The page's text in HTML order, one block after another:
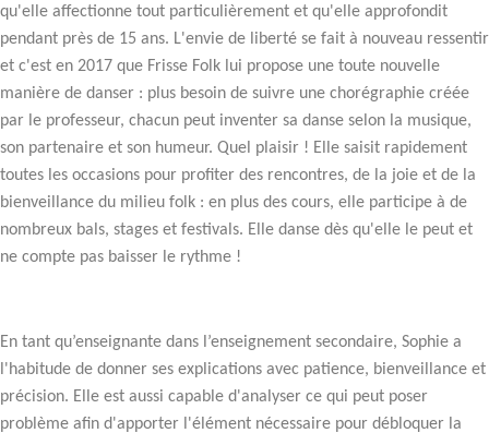
qu'elle affectionne tout particulièrement et qu'elle approfondit
pendant près de 15 ans. L'envie de liberté se fait à nouveau ressentir
et c'est en 2017 que Frisse Folk lui propose une toute nouvelle
manière de danser : plus besoin de suivre une chorégraphie créée
par le professeur, chacun peut inventer sa danse selon la musique,
son partenaire et son humeur. Quel plaisir ! Elle saisit rapidement
toutes les occasions pour profiter des rencontres, de la joie et de la
bienveillance du milieu folk : en plus des cours, elle participe à de
nombreux bals, stages et festivals. Elle danse dès qu'elle le peut et
ne compte pas baisser le rythme !
En tant qu’enseignante dans l’enseignement secondaire, Sophie a
l'habitude de donner ses explications avec patience, bienveillance et
précision. Elle est aussi capable d'analyser ce qui peut poser
problème afin d'apporter l'élément nécessaire pour débloquer la